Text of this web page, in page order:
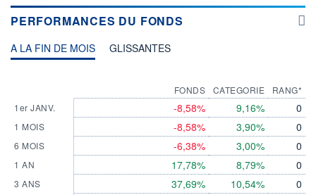
PERFORMANCES DU FONDS
A LA FIN DE MOIS GLISSANTES
1er JANV.
1 MOIS
6 MOIS
1 AN
3 ANS
FONDS
-8,58%
-8,58%
-6,38%
17,78%
37,69%
CATEGORIE
9,16%
3,90%
3,00%
8,79%
10,54%
RANG*
0
0
0
0
0